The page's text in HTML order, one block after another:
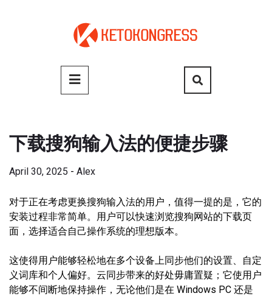
Primary
Menu
下载搜狗输入法的便捷步骤
April 30, 2025 - Alex
对于正在考虑更换搜狗输入法的用户，值得一提的是，它的
安装过程非常简单。用户可以快速浏览搜狗网站的下载页
面，选择适合自己操作系统的理想版本。
这使得用户能够轻松地在多个设备上同步他们的设置、自定
义词库和个人偏好。云同步带来的好处毋庸置疑；它使用户
能够不间断地保持操作，无论他们是在 Windows PC 还是